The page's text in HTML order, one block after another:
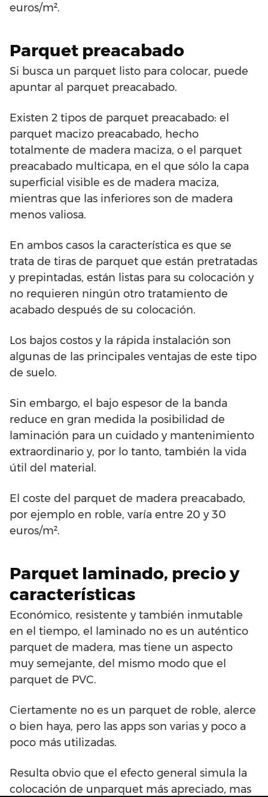
euros/m².
Parquet preacabado
Si busca un parquet listo para colocar, puede
apuntar al parquet preacabado.
Existen 2 tipos de parquet preacabado: el
parquet macizo preacabado, hecho
totalmente de madera maciza, o el parquet
preacabado multicapa, en el que sólo la capa
superficial visible es de madera maciza,
mientras que las inferiores son de madera
menos valiosa.
En ambos casos la característica es que se
trata de tiras de parquet que están pretratadas
y prepintadas, están listas para su colocación y
no requieren ningún otro tratamiento de
acabado después de su colocación.
Los bajos costos y la rápida instalación son
algunas de las principales ventajas de este tipo
de suelo.
Sin embargo, el bajo espesor de la banda
reduce en gran medida la posibilidad de
laminación para un cuidado y mantenimiento
extraordinario y, por lo tanto, también la vida
útil del material.
El coste del parquet de madera preacabado,
por ejemplo en roble, varía entre 20 y 30
euros/m².
Parquet laminado, precio y
características
Económico, resistente y también inmutable
en el tiempo, el laminado no es un auténtico
parquet de madera, mas tiene un aspecto
muy semejante, del mismo modo que el
parquet de PVC.
Ciertamente no es un parquet de roble, alerce
o bien haya, pero las apps son varias y poco a
poco más utilizadas.
Resulta obvio que el efecto general simula la
colocación de unparquet más apreciado, mas